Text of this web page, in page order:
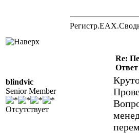
blindvic
Senior Member
Отсутствует
Re:
Ответ